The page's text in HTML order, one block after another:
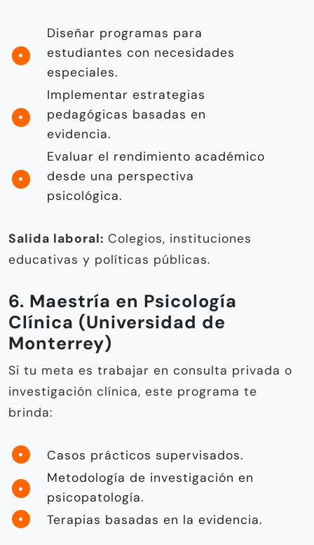
Diseñar programas para
estudiantes con necesidades
especiales.
Implementar estrategias
pedagógicas basadas en
evidencia.
Evaluar el rendimiento académico
desde una perspectiva
psicológica.
Salida laboral: Colegios, instituciones
educativas y políticas públicas.
6. Maestría en Psicología
Clínica (Universidad de
Monterrey)
Si tu meta es trabajar en consulta privada o
investigación clínica, este programa te
brinda:
Casos prácticos supervisados.
Metodología de investigación en
psicopatología.
Terapias basadas en la evidencia.